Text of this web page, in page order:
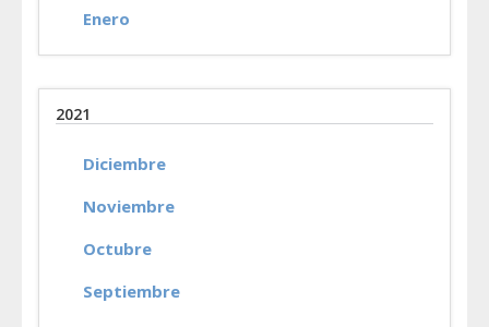
Enero
2021
Diciembre
Noviembre
Octubre
Septiembre